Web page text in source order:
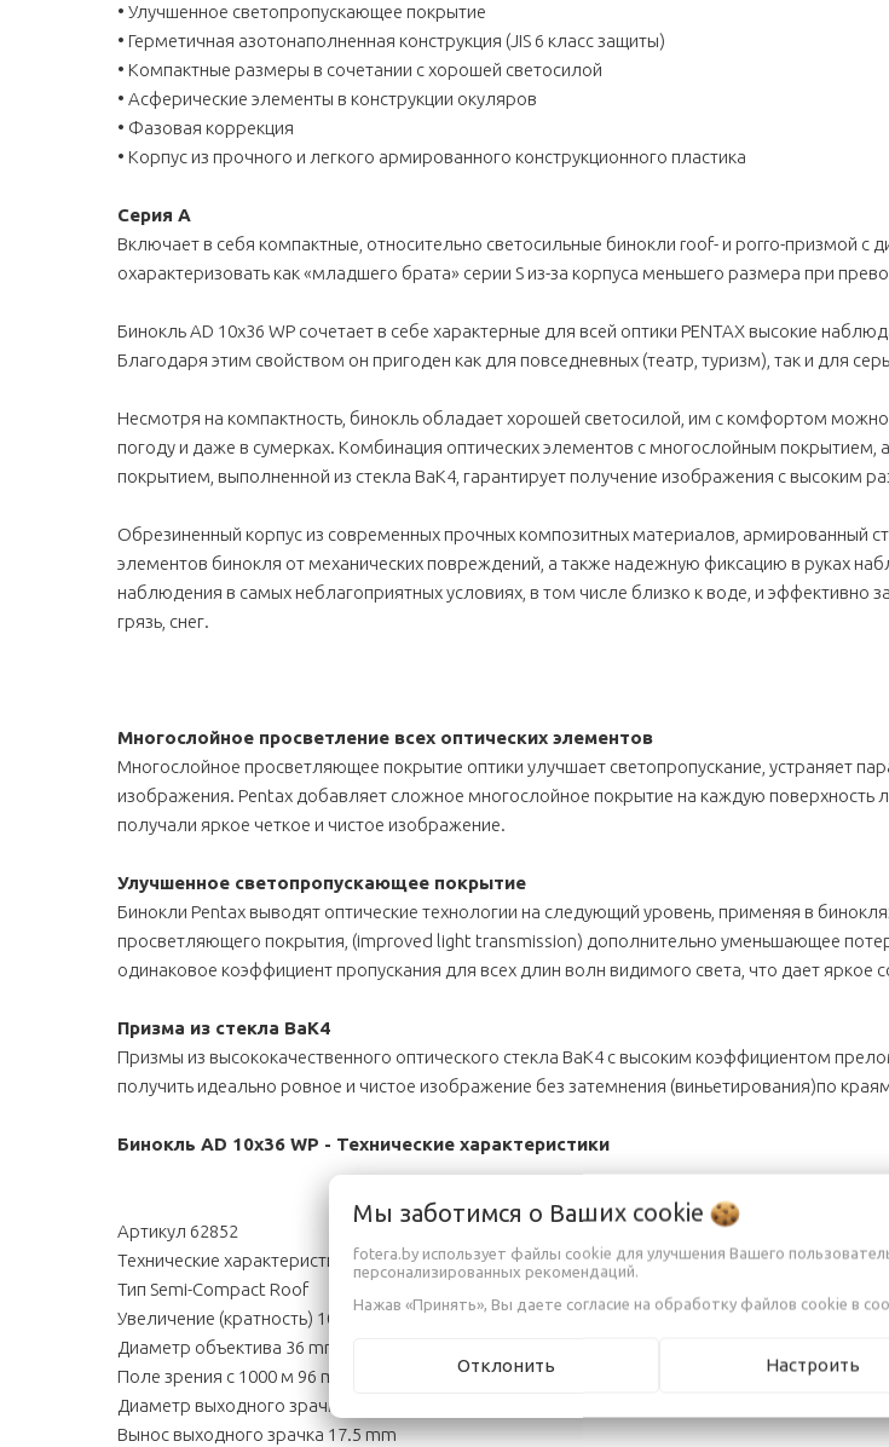
• Улучшенное светопропускающее покрытие
• Герметичная азотонаполненная конструкция (JIS 6 класс защиты)
• Компактные размеры в сочетании с хорошей светосилой
• Асферические элементы в конструкции окуляров
• Фазовая коррекция
• Корпус из прочного и легкого армированного конструкционного пластика
Серия A
Включает в себя компактные, относительно светосильные бинокли roof- и porro-призмой
охарактеризовать как «младшего брата» серии S из-за корпуса меньшего размера при
Бинокль AD 10х36 WP сочетает в себе характерные для всей оптики PENTAX высокие
Благодаря этим свойством он пригоден как для повседневных (театр, туризм), так и для
Несмотря на компактность, бинокль обладает хорошей светосилой, им с комфортом
погоду и даже в сумерках. Комбинация оптических элементов с многослойным
покрытием, выполненной из стекла BaK4, гарантирует получение изображения с высоким
Обрезиненный корпус из современных прочных композитных материалов, армированный
элементов бинокля от механических повреждений, а также надежную фиксацию в руках
наблюдения в самых неблагоприятных условиях, в том числе близко к воде, и эффективно
грязь, снег.
Многослойное просветление всех оптических элементов
Многослойное просветляющее покрытие оптики улучшает светопропускание, устраняет
изображения. Pentax добавляет сложное многослойное покрытие на каждую поверхность
получали яркое четкое и чистое изображение.
Улучшенное светопропускающее покрытие
Бинокли Pentax выводят оптические технологии на следующий уровень, применяя в
просветляющего покрытия, (improved light transmission) дополнительно уменьшающее
одинаковое коэффициент пропускания для всех длин волн видимого света, что дает яркое
Призма из стекла BaK4
Призмы из высококачественного оптического стекла BaK4 с высоким коэффициентом
получить идеально ровное и чистое изображение без затемнения (виньетирования)по
Бинокль AD 10x36 WP - Технические характеристики
Артикул 62852
Технические характеристики
Тип Semi-Compact Roof
Увеличение (кратность) 10x
Диаметр объектива 36 mm
Поле зрения с 1000 м 96 m
Диаметр выходного зрачка 3.6 mm
Вынос выходного зрачка 17.5 mm
Мы заботимся о Ваших cookie
fotera.by использует файлы cookie для улучшения Вашего
персонализированных рекомендаций.
Нажав «Принять», Вы даете согласие на обработку файлов cookie в
Отклонить Настроить